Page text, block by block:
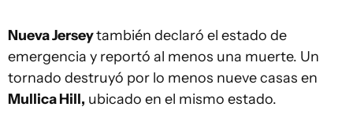
Nueva Jerseytambién declaró el estado de
emergencia y reportó al menos una muerte. Un
tornado destruyó por lo menos nueve casas en
Mullica Hill, ubicado en el mismo estado.